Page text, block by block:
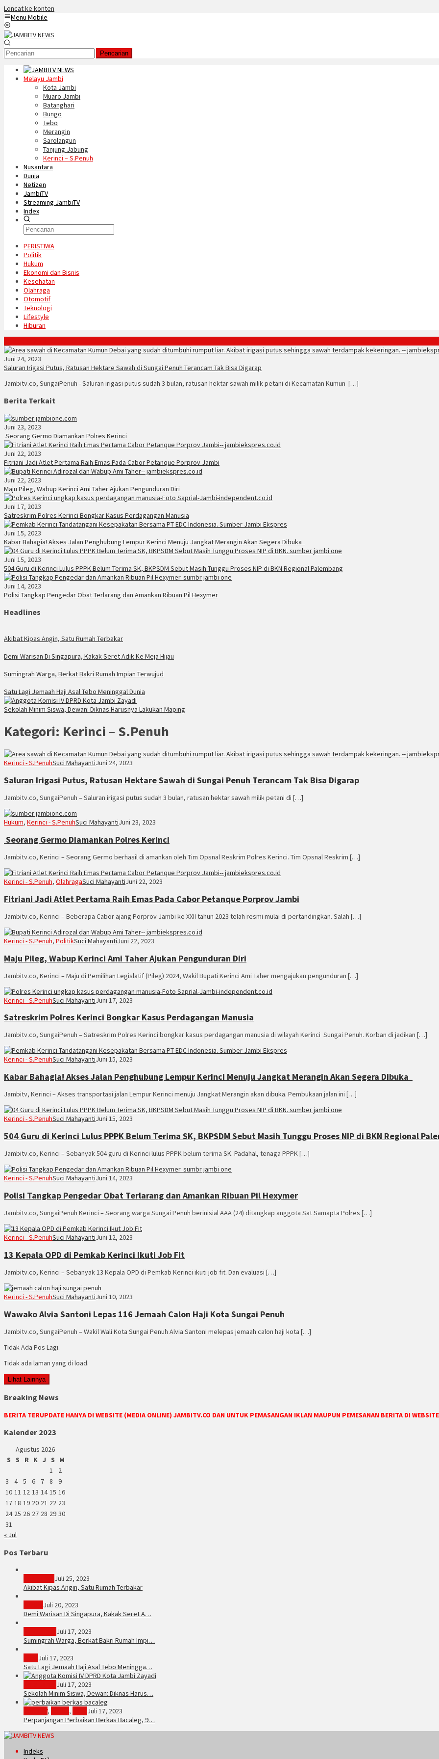
Loncat ke konten
Menu Mobile
Pencarian
Melayu Jambi
Kota Jambi
Muaro Jambi
Batanghari
Bungo
Tebo
Merangin
Sarolangun
Tanjung Jabung
Kerinci – S.Penuh
Nusantara
Dunia
Netizen
JambiTV
Streaming JambiTV
Index
PERISTIWA
Politik
Hukum
Ekonomi dan Bisnis
Kesehatan
Olahraga
Otomotif
Teknologi
Lifestyle
Hiburan
Juni 24, 2023
Saluran Irigasi Putus, Ratusan Hektare Sawah di Sungai Penuh Terancam Tak Bisa Digarap
Jambitv.co, SungaiPenuh - Saluran irigasi putus sudah 3 bulan, ratusan hektar sawah milik petani di Kecamatan Kumun […]
Berita Terkait
Juni 23, 2023
Seorang Germo Diamankan Polres Kerinci
Juni 22, 2023
Fitriani Jadi Atlet Pertama Raih Emas Pada Cabor Petanque Porprov Jambi
Juni 22, 2023
Maju Pileg, Wabup Kerinci Ami Taher Ajukan Pengunduran Diri
Juni 17, 2023
Satreskrim Polres Kerinci Bongkar Kasus Perdagangan Manusia
Juni 15, 2023
Kabar Bahagia! Akses Jalan Penghubung Lempur Kerinci Menuju Jangkat Merangin Akan Segera Dibuka
Juni 15, 2023
504 Guru di Kerinci Lulus PPPK Belum Terima SK, BKPSDM Sebut Masih Tunggu Proses NIP di BKN Regional Palembang
Juni 14, 2023
Polisi Tangkap Pengedar Obat Terlarang dan Amankan Ribuan Pil Hexymer
Headlines
Akibat Kipas Angin, Satu Rumah Terbakar
Demi Warisan Di Singapura, Kakak Seret Adik Ke Meja Hijau
Sumingrah Warga, Berkat Bakri Rumah Impian Terwujud
Satu Lagi Jemaah Haji Asal Tebo Meninggal Dunia
Sekolah Minim Siswa, Dewan: Diknas Harusnya Lakukan Maping
Kategori: Kerinci – S.Penuh
Kerinci - S.PenuhSuci MahayantiJuni 24, 2023
Saluran Irigasi Putus, Ratusan Hektare Sawah di Sungai Penuh Terancam Tak Bisa Digarap
Jambitv.co, SungaiPenuh – Saluran irigasi putus sudah 3 bulan, ratusan hektar sawah milik petani di […]
Hukum, Kerinci - S.PenuhSuci MahayantiJuni 23, 2023
Seorang Germo Diamankan Polres Kerinci
Jambitv.co, Kerinci – Seorang Germo berhasil di amankan oleh Tim Opsnal Reskrim Polres Kerinci. Tim Opsnal Reskrim […]
Kerinci - S.Penuh, OlahragaSuci MahayantiJuni 22, 2023
Fitriani Jadi Atlet Pertama Raih Emas Pada Cabor Petanque Porprov Jambi
Jambitv.co, Kerinci – Beberapa Cabor ajang Porprov Jambi ke XXII tahun 2023 telah resmi mulai di pertandingkan. Salah […]
Kerinci - S.Penuh, PolitikSuci MahayantiJuni 22, 2023
Maju Pileg, Wabup Kerinci Ami Taher Ajukan Pengunduran Diri
Jambitv.co, Kerinci – Maju di Pemilihan Legislatif (Pileg) 2024, Wakil Bupati Kerinci Ami Taher mengajukan pengunduran […]
Kerinci - S.PenuhSuci MahayantiJuni 17, 2023
Satreskrim Polres Kerinci Bongkar Kasus Perdagangan Manusia
Jambitv.co, SungaiPenuh – Satreskrim Polres Kerinci bongkar kasus perdagangan manusia di wilayah Kerinci Sungai Penuh. Korban di jadikan […]
Kerinci - S.PenuhSuci MahayantiJuni 15, 2023
Kabar Bahagia! Akses Jalan Penghubung Lempur Kerinci Menuju Jangkat Merangin Akan Segera Dibuka
Jambitv, Kerinci – Akses transportasi jalan Lempur Kerinci menuju Jangkat Merangin akan dibuka. Pembukaan jalan ini […]
Kerinci - S.PenuhSuci MahayantiJuni 15, 2023
504 Guru di Kerinci Lulus PPPK Belum Terima SK, BKPSDM Sebut Masih Tunggu Proses NIP di BKN Regional
Jambitv.co, Kerinci – Sebanyak 504 guru di Kerinci lulus PPPK belum terima SK. Padahal, tenaga PPPK […]
Kerinci - S.PenuhSuci MahayantiJuni 14, 2023
Polisi Tangkap Pengedar Obat Terlarang dan Amankan Ribuan Pil Hexymer
Jambitv.co, SungaiPenuh Kerinci – Seorang warga Sungai Penuh berinisial AAA (24) ditangkap anggota Sat Samapta Polres […]
Kerinci - S.PenuhSuci MahayantiJuni 12, 2023
13 Kepala OPD di Pemkab Kerinci Ikuti Job Fit
Jambitv.co, Kerinci – Sebanyak 13 Kepala OPD di Pemkab Kerinci ikuti job fit. Dan evaluasi […]
Kerinci - S.PenuhSuci MahayantiJuni 10, 2023
Wawako Alvia Santoni Lepas 116 Jemaah Calon Haji Kota Sungai Penuh
Jambitv.co, SungaiPenuh – Wakil Wali Kota Sungai Penuh Alvia Santoni melepas jemaah calon haji kota […]
Tidak Ada Pos Lagi.
Tidak ada laman yang di load.
Lihat Lainnya
Breaking News
BERITA TERUPDATE HANYA DI WEBSITE (MEDIA ONLINE) JAMBITV.CO DAN UNTUK PEMASANGAN IKLAN MAUPUN PEMESANAN BERITA DI
Kalender 2023
Agustus 2026
S
S R K J S
M
1
2
3
4 5 6 7 8
9
10 11 12 13 14 15 16
17 18 19 20 21 22 23
24 25 26 27 28 29 30
31
« Jul
Pos Terbaru
Juli 25, 2023
Akibat Kipas Angin, Satu Rumah Terbakar
Juli 20, 2023
Demi Warisan Di Singapura, Kakak Seret A…
Juli 17, 2023
Sumingrah Warga, Berkat Bakri Rumah Impi…
Juli 17, 2023
Satu Lagi Jemaah Haji Asal Tebo Meningga…
Juli 17, 2023
Sekolah Minim Siswa, Dewan: Diknas Harus…
, ,
Juli 17, 2023
Perpanjangan Perbaikan Berkas Bacaleg, 9…
Indeks